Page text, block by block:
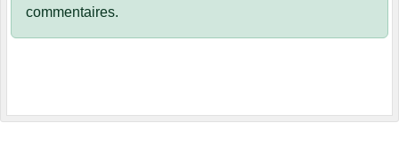
commentaires.